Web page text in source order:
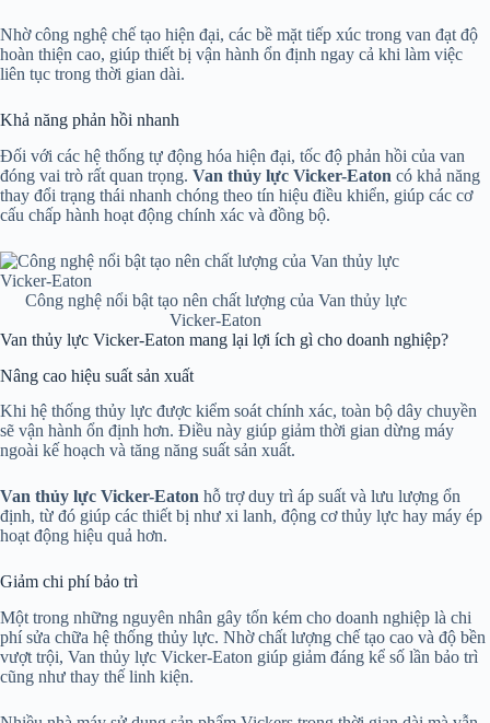
Nhờ công nghệ chế tạo hiện đại, các bề mặt tiếp xúc trong van đạt độ
hoàn thiện cao, giúp thiết bị vận hành ổn định ngay cả khi làm việc
liên tục trong thời gian dài.
Khả năng phản hồi nhanh
Đối với các hệ thống tự động hóa hiện đại, tốc độ phản hồi của van
đóng vai trò rất quan trọng. Van thủy lực Vicker-Eaton có khả năng
thay đổi trạng thái nhanh chóng theo tín hiệu điều khiển, giúp các cơ
cấu chấp hành hoạt động chính xác và đồng bộ.
Công nghệ nổi bật tạo nên chất lượng của Van thủy lực
Vicker-Eaton
Van thủy lực Vicker-Eaton mang lại lợi ích gì cho doanh nghiệp?
Nâng cao hiệu suất sản xuất
Khi hệ thống thủy lực được kiểm soát chính xác, toàn bộ dây chuyền
sẽ vận hành ổn định hơn. Điều này giúp giảm thời gian dừng máy
ngoài kế hoạch và tăng năng suất sản xuất.
Van thủy lực Vicker-Eaton hỗ trợ duy trì áp suất và lưu lượng ổn
định, từ đó giúp các thiết bị như xi lanh, động cơ thủy lực hay máy ép
hoạt động hiệu quả hơn.
Giảm chi phí bảo trì
Một trong những nguyên nhân gây tốn kém cho doanh nghiệp là chi
phí sửa chữa hệ thống thủy lực. Nhờ chất lượng chế tạo cao và độ bền
vượt trội, Van thủy lực Vicker-Eaton giúp giảm đáng kể số lần bảo trì
cũng như thay thế linh kiện.